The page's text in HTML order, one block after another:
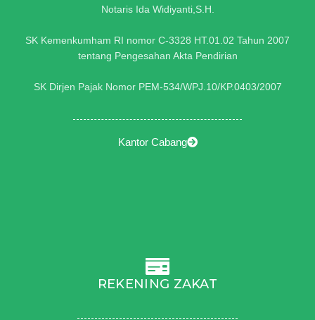
Notaris Ida Widiyanti,S.H.
SK Kemenkumham RI nomor C-3328 HT.01.02 Tahun 2007
tentang Pengesahan Akta Pendirian
SK Dirjen Pajak Nomor PEM-534/WPJ.10/KP.0403/2007
Kantor Cabang
REKENING ZAKAT